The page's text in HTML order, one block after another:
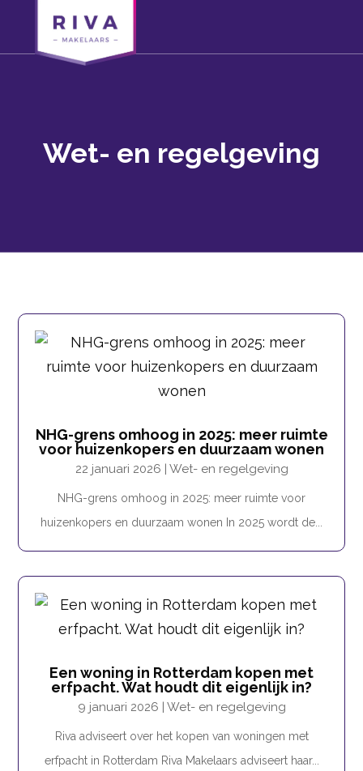
Wet- en regelgeving
NHG-grens omhoog in 2025: meer ruimte
voor huizenkopers en duurzaam wonen
22 januari 2026 | Wet- en regelgeving
NHG-grens omhoog in 2025: meer ruimte voor
huizenkopers en duurzaam wonen In 2025 wordt de...
Een woning in Rotterdam kopen met
erfpacht. Wat houdt dit eigenlijk in?
9 januari 2026 | Wet- en regelgeving
Riva adviseert over het kopen van woningen met
erfpacht in Rotterdam Riva Makelaars adviseert haar...